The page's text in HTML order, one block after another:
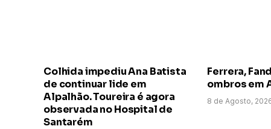
Colhida impediu Ana Batista
de continuar lide em
Alpalhão. Toureira é agora
observada no Hospital de
Santarém
Ferrera,
ombros em
8 de Agosto,